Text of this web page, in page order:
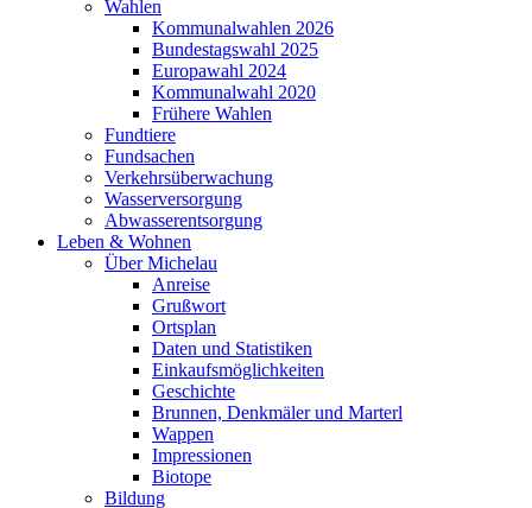
Wahlen
Kommunalwahlen 2026
Bundestagswahl 2025
Europawahl 2024
Kommunalwahl 2020
Frühere Wahlen
Fundtiere
Fundsachen
Verkehrsüberwachung
Wasserversorgung
Abwasserentsorgung
Leben & Wohnen
Über Michelau
Anreise
Grußwort
Ortsplan
Daten und Statistiken
Einkaufsmöglichkeiten
Geschichte
Brunnen, Denkmäler und Marterl
Wappen
Impressionen
Biotope
Bildung